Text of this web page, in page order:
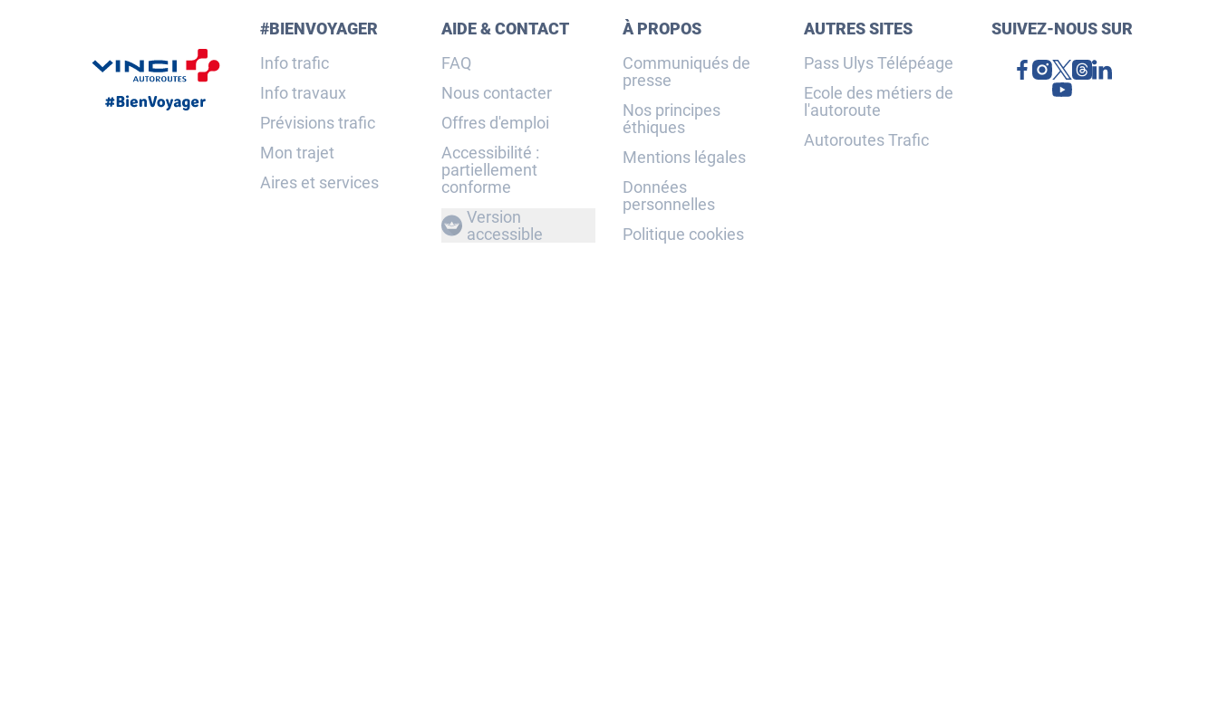
#BIENVOYAGER
Info trafic
Info travaux
Prévisions trafic
Mon trajet
Aires et services
AIDE & CONTACT
FAQ
Nous contacter
Offres d'emploi
Accessibilité :
partiellement
conforme
Version
accessible
À PROPOS
Communiqués de
presse
Nos principes
éthiques
Mentions légales
Données
personnelles
Politique cookies
AUTRES SITES
Pass Ulys Télépéage
Ecole des métiers de
l'autoroute
Autoroutes Trafic
SUIVEZ-NOUS SUR